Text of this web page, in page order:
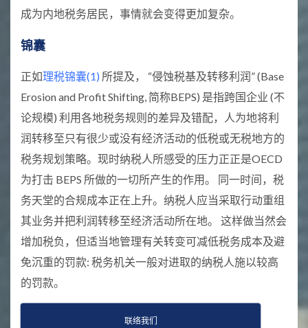
成为内地税务居民，事情就会变得更加复杂。
锦囊
正如理税锦囊(1) 所提及， “侵蚀税基及转移利润” (Base
Erosion and Profit Shifting, 简称BEPS) 是指跨国企业 (不
论规模) 利用各地税务规则的差异及错配，人为地将利
润转移至只有很少或没有经济活动的低税或无税地方的
税务规划策略。现时纳税人所感受的压力正正是OECD
为打击 BEPS 所做的一切所产生的作用。 同一时间，税
务天堂的合规成本正在上升。纳税人应当采取行动重组
其业务并把利润转移至经济活动所在地。 这样做当然会
增加税负，但适当地管理有关转变可减低税务成本及避
免沉重的罚款: 税务机关一般对进取的纳税人施以较高
的罚款。
联络我们